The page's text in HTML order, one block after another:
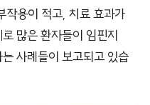
작용이 적고, 치료 효과가
많은 환자들이 임핀지
사례들이 보고되고 있습